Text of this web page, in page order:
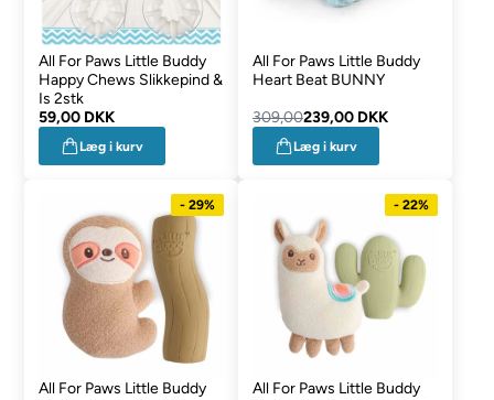
All For Paws Little Buddy
Happy Chews Slikkepind &
Is 2stk
59,00 DKK
Læg i kurv
All For Paws Little Buddy
Heart Beat BUNNY
309,00239,00 DKK
Læg i kurv
- 29%
All For Paws Little Buddy
- 22%
All For Paws Little Buddy